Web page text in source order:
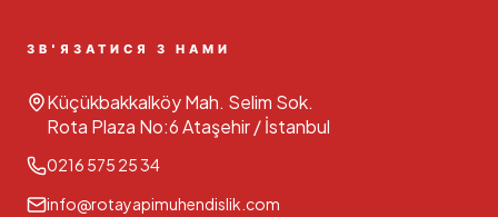
ЗВ'ЯЗАТИСЯ З НАМИ
Küçükbakkalköy Mah. Selim Sok.
Rota Plaza No:6 Ataşehir / İstanbul
0216 575 25 34
info@rotayapimuhendislik.com